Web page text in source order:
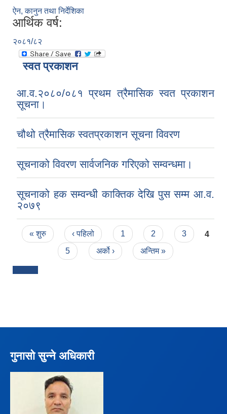
ऐन, कानुन तथा निर्देशिका
आर्थिक वर्ष:
२०८१/८२
स्वत प्रकाशन
आ.व.२०८०/०८१ प्रथम त्रैमासिक स्वत प्रकाशन
सूचना।
चौथो त्रैमासिक स्वतप्रकाशन सूचना विवरण
सूचनाको विवरण सार्वजनिक गरिएको सम्वन्धमा।
सूचनाको हक सम्वन्धी काक्तिक देखि पुस सम्म आ.व.
२०७९
Pages
« शुरु ‹ पहिलो 1 2 3
4
5
अर्को › अन्तिम »
गुनासो सुन्ने अधिकारी